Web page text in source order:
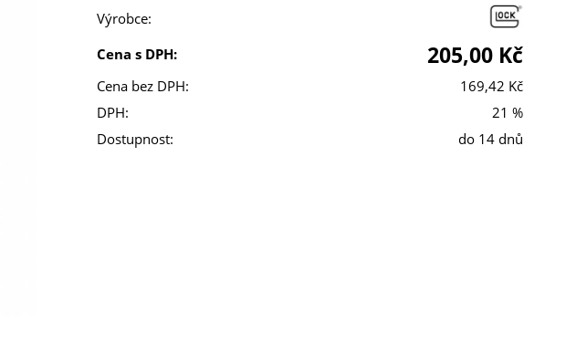
Výrobce:
Cena s DPH:
205,00 Kč
Cena bez DPH:
169,42 Kč
DPH:
21 %
Dostupnost:
do 14 dnů